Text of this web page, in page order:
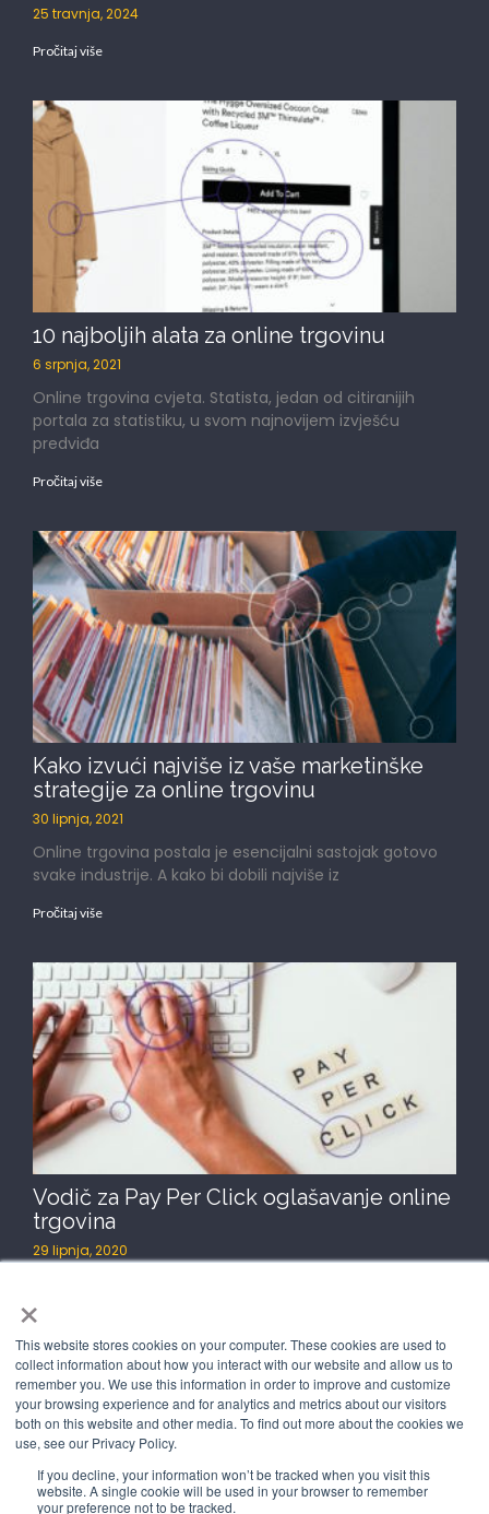
×
This website stores cookies on your computer. These cookies are used to
collect information about how you interact with our website and allow us to
remember you. We use this information in order to improve and customize
your browsing experience and for analytics and metrics about our visitors
both on this website and other media. To find out more about the cookies we
use, see our Privacy Policy.
If you decline, your information won’t be tracked when you visit this
website. A single cookie will be used in your browser to remember
your preference not to be tracked.
25 travnja, 2024
Pročitaj više
10 najboljih alata za online trgovinu
6 srpnja, 2021
Online trgovina cvjeta. Statista, jedan od citiranijih
portala za statistiku, u svom najnovijem izvješću
predviđa
Pročitaj više
Kako izvući najviše iz vaše marketinške
strategije za online trgovinu
30 lipnja, 2021
Online trgovina postala je esencijalni sastojak gotovo
svake industrije. A kako bi dobili najviše iz
Pročitaj više
Vodič za Pay Per Click oglašavanje online
trgovina
29 lipnja, 2020
alata za generiranje rasta online trgovine i, naravno,
Pročitaj više